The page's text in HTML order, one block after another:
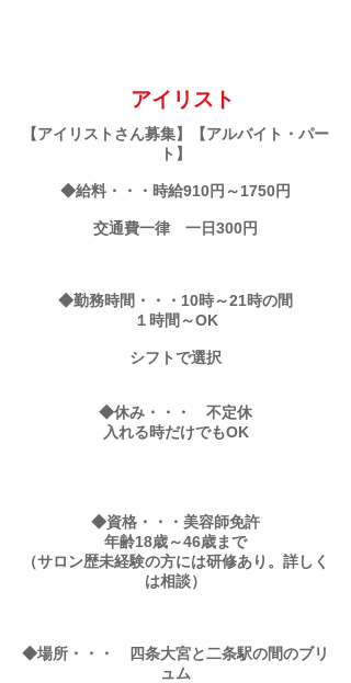
アイリスト
【アイリストさん募集】【アルバイト・パー
ト】
◆給料・・・時給910円～1750円
交通費一律 一日300円
◆勤務時間・・・10時～21時の間
１時間～OK
シフトで選択
◆休み・・・
不定休
​入れる時だけでもOK
◆資格・・・美容師免許
年齢18歳～46歳まで
​（サロン歴未経験の方には研修あり。詳しく
は相談）
◆場所・・・ 四条大宮と二条駅の間のブリ
ュム